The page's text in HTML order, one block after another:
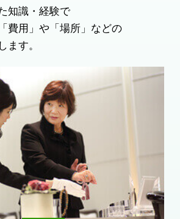
知識・経験で
費用」や「場所」などの
ます。